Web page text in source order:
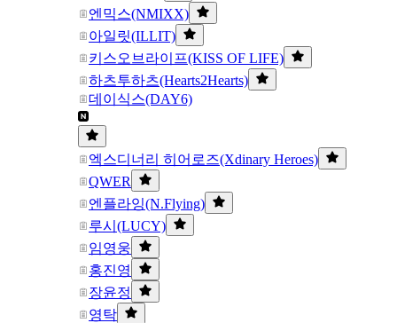
엔믹스(NMIXX)
아일릿(ILLIT)
키스오브라이프(KISS OF LIFE)
하츠투하츠(Hearts2Hearts)
데이식스(DAY6)
엑스디너리 히어로즈(Xdinary Heroes)
QWER
엔플라잉(N.Flying)
루시(LUCY)
임영웅
홍진영
장윤정
영탁